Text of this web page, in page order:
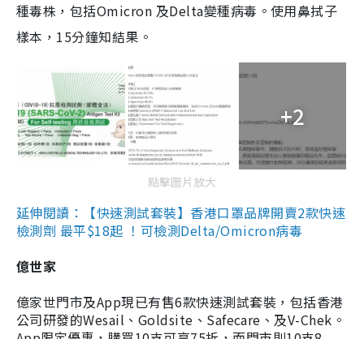
種毒株，包括Omicron 及Delta變種病毒。使用鼻拭子
樣本，15分鐘知結果。
+2
點擊圖片放大
延伸閱讀：【快速測試套裝】香港口罩品牌開賣2款快速
檢測劑 最平$18起 ！可檢測Delta/Omicron病毒
億世家
億家世門市及App現已有售6款快速測試套裝，包括香港
公司研發的Wesail、Goldsite、Safecare、及V-Chek。